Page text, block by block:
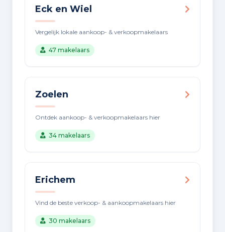
Eck en Wiel
Vergelijk lokale aankoop- & verkoopmakelaars
47 makelaars
Zoelen
Ontdek aankoop- & verkoopmakelaars hier
34 makelaars
Erichem
Vind de beste verkoop- & aankoopmakelaars hier
30 makelaars